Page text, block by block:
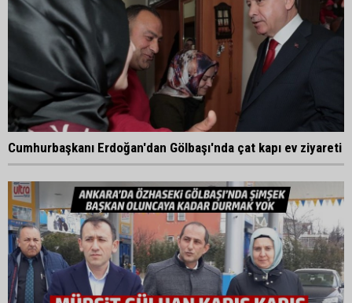
Cumhurbaşkanı Erdoğan'dan Gölbaşı'nda çat kapı ev ziyareti